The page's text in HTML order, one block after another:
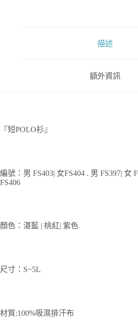
描述
額外資訊
『短POLO衫』
編號：男 FS403| 女FS404 . 男 FS397| 女
FS406
顏色：湛藍 | 桃紅| 紫色
尺寸：S~5L
材質:100%吸濕排汗布